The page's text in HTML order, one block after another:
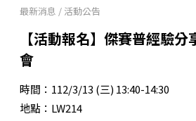
最新消息 / 活動公告
【活動報名】傑賽普經驗
會
時間：112/3/13 (三) 13:40-14:30
地點：LW214